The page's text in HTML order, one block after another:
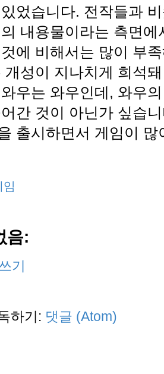
었습니다. 전작들과
내용물이라는 측면
에 비해서는 많이 부
개성이 지나치게 희석
우는 와우인데, 와우
간 것이 아닌가 싶습
출시하면서 게임이
임
음:
기
하기: 댓글 (Atom)